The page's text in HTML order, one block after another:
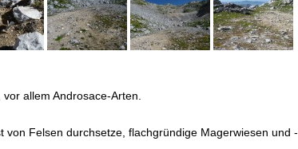
allem Androsace-Arten.
von Felsen durchsetze, flachgründige Magerwiesen und -